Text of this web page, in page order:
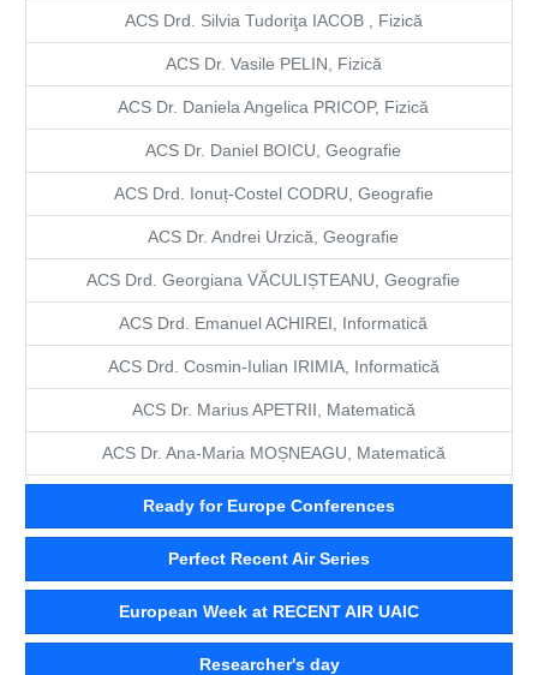
ACS Drd. Silvia Tudoriţa IACOB , Fizică
ACS Dr. Vasile PELIN, Fizică
ACS Dr. Daniela Angelica PRICOP, Fizică
ACS Dr. Daniel BOICU, Geografie
ACS Drd. Ionuț-Costel CODRU, Geografie
ACS Dr. Andrei Urzică, Geografie
ACS Drd. Georgiana VĂCULIȘTEANU, Geografie
ACS Drd. Emanuel ACHIREI, Informatică
ACS Drd. Cosmin-Iulian IRIMIA, Informatică
ACS Dr. Marius APETRII, Matematică
ACS Dr. Ana-Maria MOȘNEAGU, Matematică
Ready for Europe Conferences
Perfect Recent Air Series
European Week at RECENT AIR UAIC
Researcher's day